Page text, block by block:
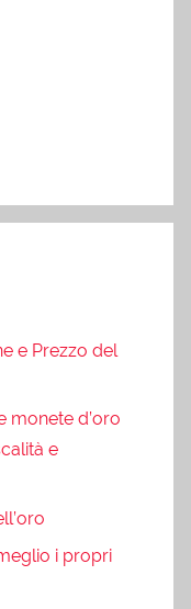
e Prezzo del
monete d’oro
e
i propri